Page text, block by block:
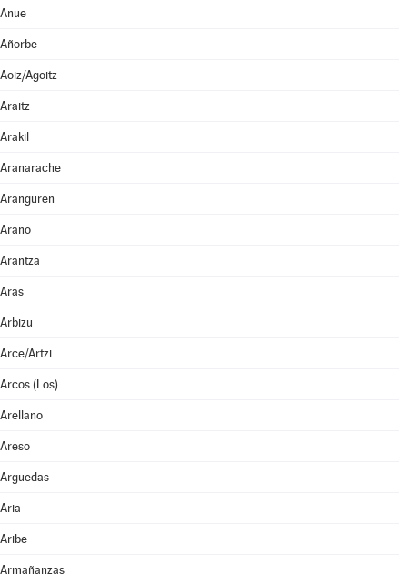
Anue
Añorbe
Aoiz/Agoitz
Araitz
Arakil
Aranarache
Aranguren
Arano
Arantza
Aras
Arbizu
Arce/Artzi
Arcos (Los)
Arellano
Areso
Arguedas
Aria
Aribe
Armañanzas